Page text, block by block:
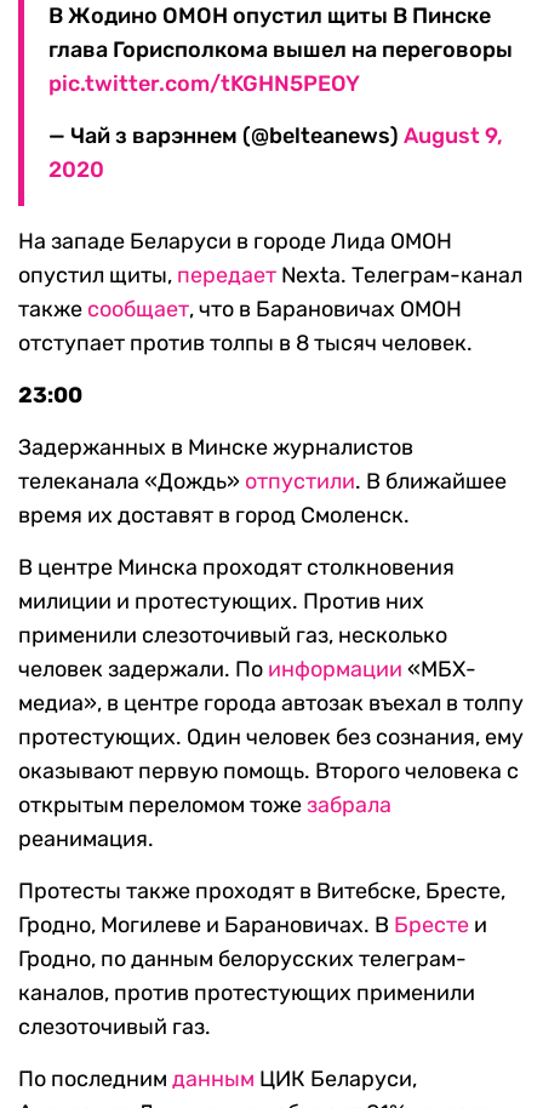
В Жодино ОМОН опустил щиты В Пинске
глава Горисполкома вышел на переговоры
pic.twitter.com/tKGHN5PEOY
— Чай з варэннем (@belteanews) August 9,
2020
На западе Беларуси в городе Лида ОМОН
опустил щиты, передает Nexta. Телеграм-канал
также сообщает, что в Барановичах ОМОН
отступает против толпы в 8 тысяч человек.
23:00
Задержанных в Минске журналистов
телеканала «Дождь» отпустили. В ближайшее
время их доставят в город Смоленск.
В центре Минска проходят столкновения
милиции и протестующих. Против них
применили слезоточивый газ, несколько
человек задержали. По информации «МБХ-
медиа», в центре города автозак въехал в толпу
протестующих. Один человек без сознания, ему
оказывают первую помощь. Второго человека с
открытым переломом тожезабрала
реанимация.
Протесты также проходят в Витебске, Бресте,
Гродно, Могилеве и Барановичах. В Бресте и
Гродно, по данным белорусских телеграм-
каналов, против протестующих применили
слезоточивый газ.
По последним данным ЦИК Беларуси,